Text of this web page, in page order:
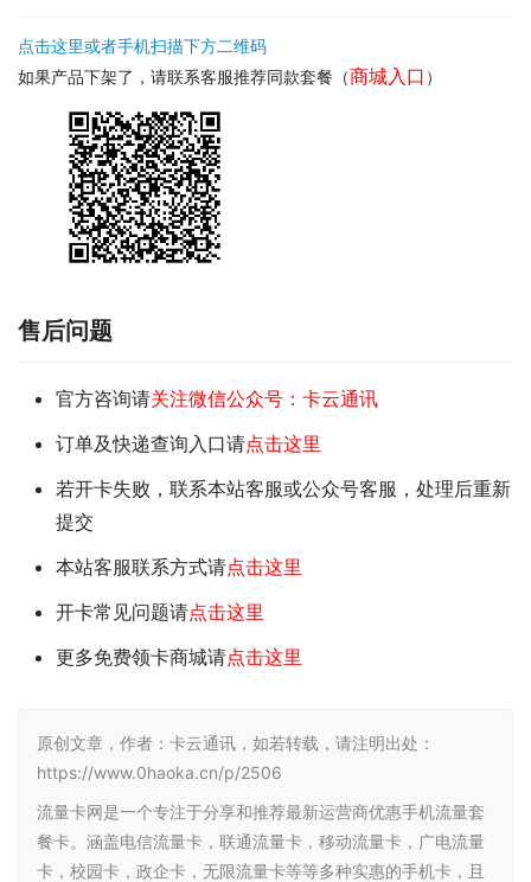
点击这里或者手机扫描下方二维码
如果产品下架了，请联系客服推荐同款套餐（商城入口 ）
售后问题
官方咨询请关注微信公众号：卡云通讯
订单及快递查询入口请点击这里
若开卡失败，联系本站客服或公众号客服，处理后重新
提交
本站客服联系方式请点击这里
开卡常见问题请点击这里
更多免费领卡商城请点击这里
原创文章，作者：卡云通讯，如若转载，请注明出处：
https://www.0haoka.cn/p/2506
流量卡网是一个专注于分享和推荐最新运营商优惠手机流量套
餐卡。涵盖电信流量卡，联通流量卡，移动流量卡，广电流量
卡，校园卡，政企卡，无限流量卡等等多种实惠的手机卡，且